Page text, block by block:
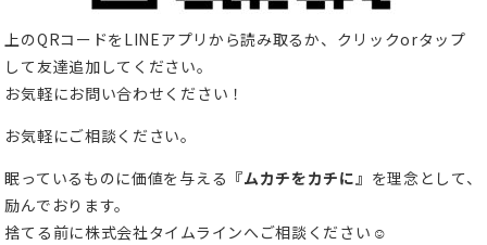
上のQRコードをLINEアプリから読み取るか、クリックorタップ
して友達追加してください。
お気軽にお問い合わせください！
お気軽にご相談ください。
眠っているものに価値を与える 『ムカチをカチに』 を理念として、
励んでおります。
捨てる前に株式会社タイムラインへご相談ください☺